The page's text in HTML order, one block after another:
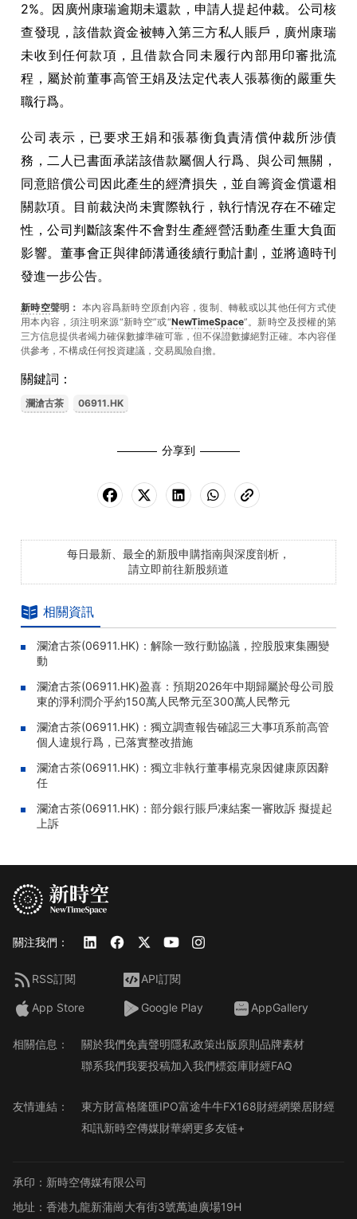
2%。因廣州康瑞逾期未還款，申請人提起仲裁。公司核
查發現，該借款資金被轉入第三方私人賬戶，廣州康瑞
未收到任何款項，且借款合同未履行內部用印審批流
程，屬於前董事高管王娟及法定代表人張慕衡的嚴重失
職行爲。
公司表示，已要求王娟和張慕衡負責清償仲裁所涉債
務，二人已書面承諾該借款屬個人行爲、與公司無關，
同意賠償公司因此產生的經濟損失，並自籌資金償還相
關款項。目前裁決尚未實際執行，執行情況存在不確定
性，公司判斷該案件不會對生產經營活動產生重大負面
影響。董事會正與律師溝通後續行動計劃，並將適時刊
發進一步公告。
新時空聲明： 本內容爲新時空原創內容，復制、轉載或以其他任何方式使
用本內容，須注明來源“新時空”或“NewTimeSpace”。新時空及授權的第
三方信息提供者竭力確保數據準確可靠，但不保證數據絕對正確。本內容僅
供參考，不構成任何投資建議，交易風險自擔。
關鍵詞：
瀾滄古茶 06911.HK
分享到
每日最新、最全的新股申購指南與深度剖析，
請立即前往新股頻道
相關資訊
瀾滄古茶(06911.HK)：解除一致行動協議，控股股東集團變
動
瀾滄古茶(06911.HK)盈喜：預期2026年中期歸屬於母公司股
東的淨利潤介乎約150萬人民幣元至300萬人民幣元
瀾滄古茶(06911.HK)：獨立調查報告確認三大事項系前高管
個人違規行爲，已落實整改措施
瀾滄古茶(06911.HK)：獨立非執行董事楊克泉因健康原因辭
任
瀾滄古茶(06911.HK)：部分銀行賬戶凍結案一審敗訴 擬提起
上訴
關注我們：
RSS訂閱 API訂閱
App Store Google Play AppGallery
相關信息： 關於我們免責聲明隱私政策出版原則品牌素材
聯系我們我要投稿加入我們標簽庫財經FAQ
友情連結： 東方財富格隆匯IPO富途牛牛FX168財經網樂居財經
和訊新時空傳媒財華網更多友链+
承印：新時空傳媒有限公司
地址：香港九龍新蒲崗大有街3號萬迪廣場19H